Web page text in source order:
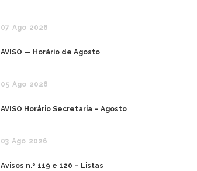
07 Ago 2026
AVISO — Horário de Agosto
05 Ago 2026
AVISO Horário Secretaria – Agosto
03 Ago 2026
Avisos n.º 119 e 120 – Listas